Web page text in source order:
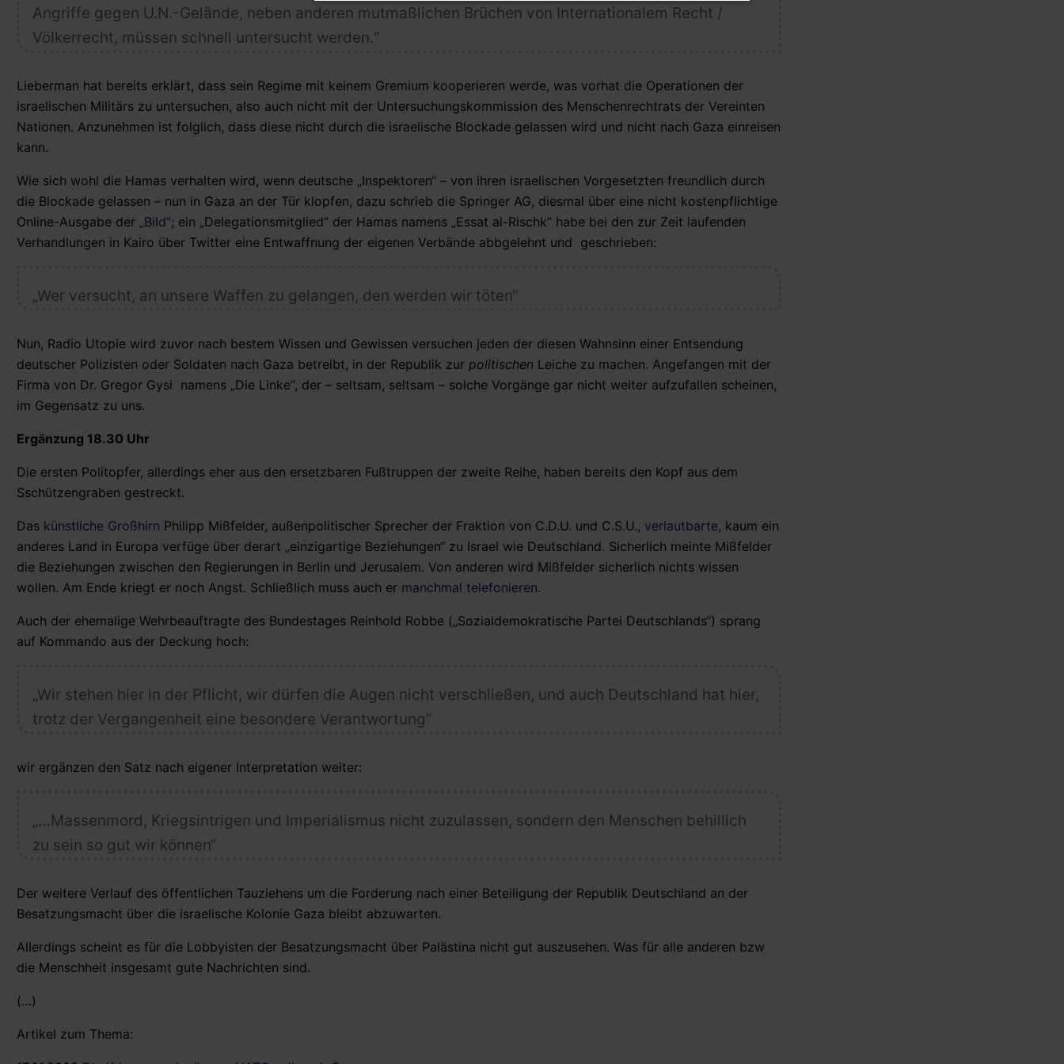
Angriffe gegen U.N.-Gelände, neben anderen mutmaßlichen Brüchen von Internationalem Recht /
Völkerrecht, müssen schnell untersucht werden.“
Lieberman hat bereits erklärt, dass sein Regime mit keinem Gremium kooperieren werde, was vorhat die Operationen der
israelischen Militärs zu untersuchen, also auch nicht mit der Untersuchungskommission des Menschenrechtrats der Vereinten
Nationen. Anzunehmen ist folglich, dass diese nicht durch die israelische Blockade gelassen wird und nicht nach Gaza einreisen
kann.
Wie sich wohl die Hamas verhalten wird, wenn deutsche „Inspektoren“ – von ihren israelischen Vorgesetzten freundlich durch
die Blockade gelassen – nun in Gaza an der Tür klopfen, dazu schrieb die Springer AG, diesmal über eine nicht kostenpflichtige
Online-Ausgabe der „Bild“; ein „Delegationsmitglied“ der Hamas namens „Essat al-Rischk“ habe bei den zur Zeit laufenden
Verhandlungen in Kairo über Twitter eine Entwaffnung der eigenen Verbände abbgelehnt und geschrieben:
„Wer versucht, an unsere Waffen zu gelangen, den werden wir töten“
Nun, Radio Utopie wird zuvor nach bestem Wissen und Gewissen versuchen jeden der diesen Wahnsinn einer Entsendung
deutscher Polizisten oder Soldaten nach Gaza betreibt, in der Republik zur politischen Leiche zu machen. Angefangen mit der
Firma von Dr. Gregor Gysi namens „Die Linke“, der – seltsam, seltsam – solche Vorgänge gar nicht weiter aufzufallen scheinen,
im Gegensatz zu uns.
Ergänzung 18.30 Uhr
Die ersten Politopfer, allerdings eher aus den ersetzbaren Fußtruppen der zweite Reihe, haben bereits den Kopf aus dem
Sschützengraben gestreckt.
Das künstliche Großhirn Philipp Mißfelder, außenpolitischer Sprecher der Fraktion von C.D.U. und C.S.U., verlautbarte, kaum ein
anderes Land in Europa verfüge über derart „einzigartige Beziehungen“ zu Israel wie Deutschland. Sicherlich meinte Mißfelder
die Beziehungen zwischen den Regierungen in Berlin und Jerusalem. Von anderen wird Mißfelder sicherlich nichts wissen
wollen. Am Ende kriegt er noch Angst. Schließlich muss auch er manchmal telefonieren.
Auch der ehemalige Wehrbeauftragte des Bundestages Reinhold Robbe („Sozialdemokratische Partei Deutschlands“) sprang
auf Kommando aus der Deckung hoch:
„Wir stehen hier in der Pflicht, wir dürfen die Augen nicht verschließen, und auch Deutschland hat hier,
trotz der Vergangenheit eine besondere Verantwortung“
wir ergänzen den Satz nach eigener Interpretation weiter:
„…Massenmord, Kriegsintrigen und Imperialismus nicht zuzulassen, sondern den Menschen behillich
zu sein so gut wir können“
Der weitere Verlauf des öffentlichen Tauziehens um die Forderung nach einer Beteiligung der Republik Deutschland an der
Besatzungsmacht über die israelische Kolonie Gaza bleibt abzuwarten.
Allerdings scheint es für die Lobbyisten der Besatzungsmacht über Palästina nicht gut auszusehen. Was für alle anderen bzw
die Menschheit insgesamt gute Nachrichten sind.
(…)
Artikel zum Thema: